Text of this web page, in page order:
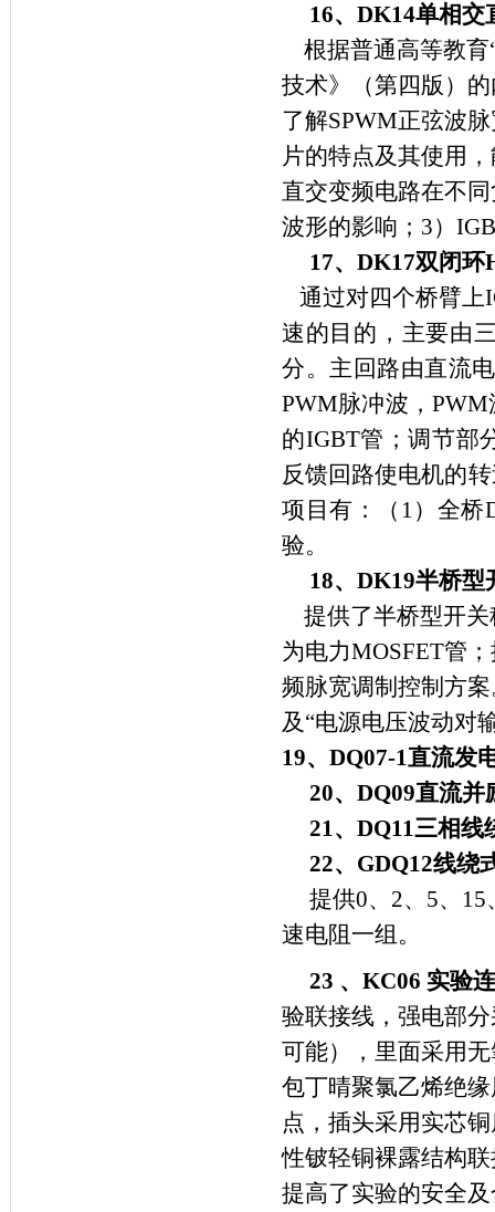
16、 DK14单相交
根据普通高等教
技术》（第四版）
了解SPWM正弦波
片的特点及其使用
直交变频电路在不
波形的影响； 3）
17、 DK17双闭环
通过对四个桥臂上
速的目的，主要由
分。主回路由直流
PWM脉冲波， PWM
的IGBT管；调节部
反馈回路使电机的
项目有：（ 1）全桥
验。
18、 DK19半桥型
提供了半桥型开
为电力MOSFET管
频脉宽调制控制方
及“电源电压波动对
19、 DQ07-1直流发
20、 DQ09直流并
21、 DQ11三相线
22、 GDQ12线绕
提供0、 2、 5、 15
速电阻一组。
23 、 KC06 实验
验联接线，强电部
可能），里面采用
包丁晴聚氯乙烯绝
点，插头采用实芯
性铍轻铜裸露结构
提高了实验的安全